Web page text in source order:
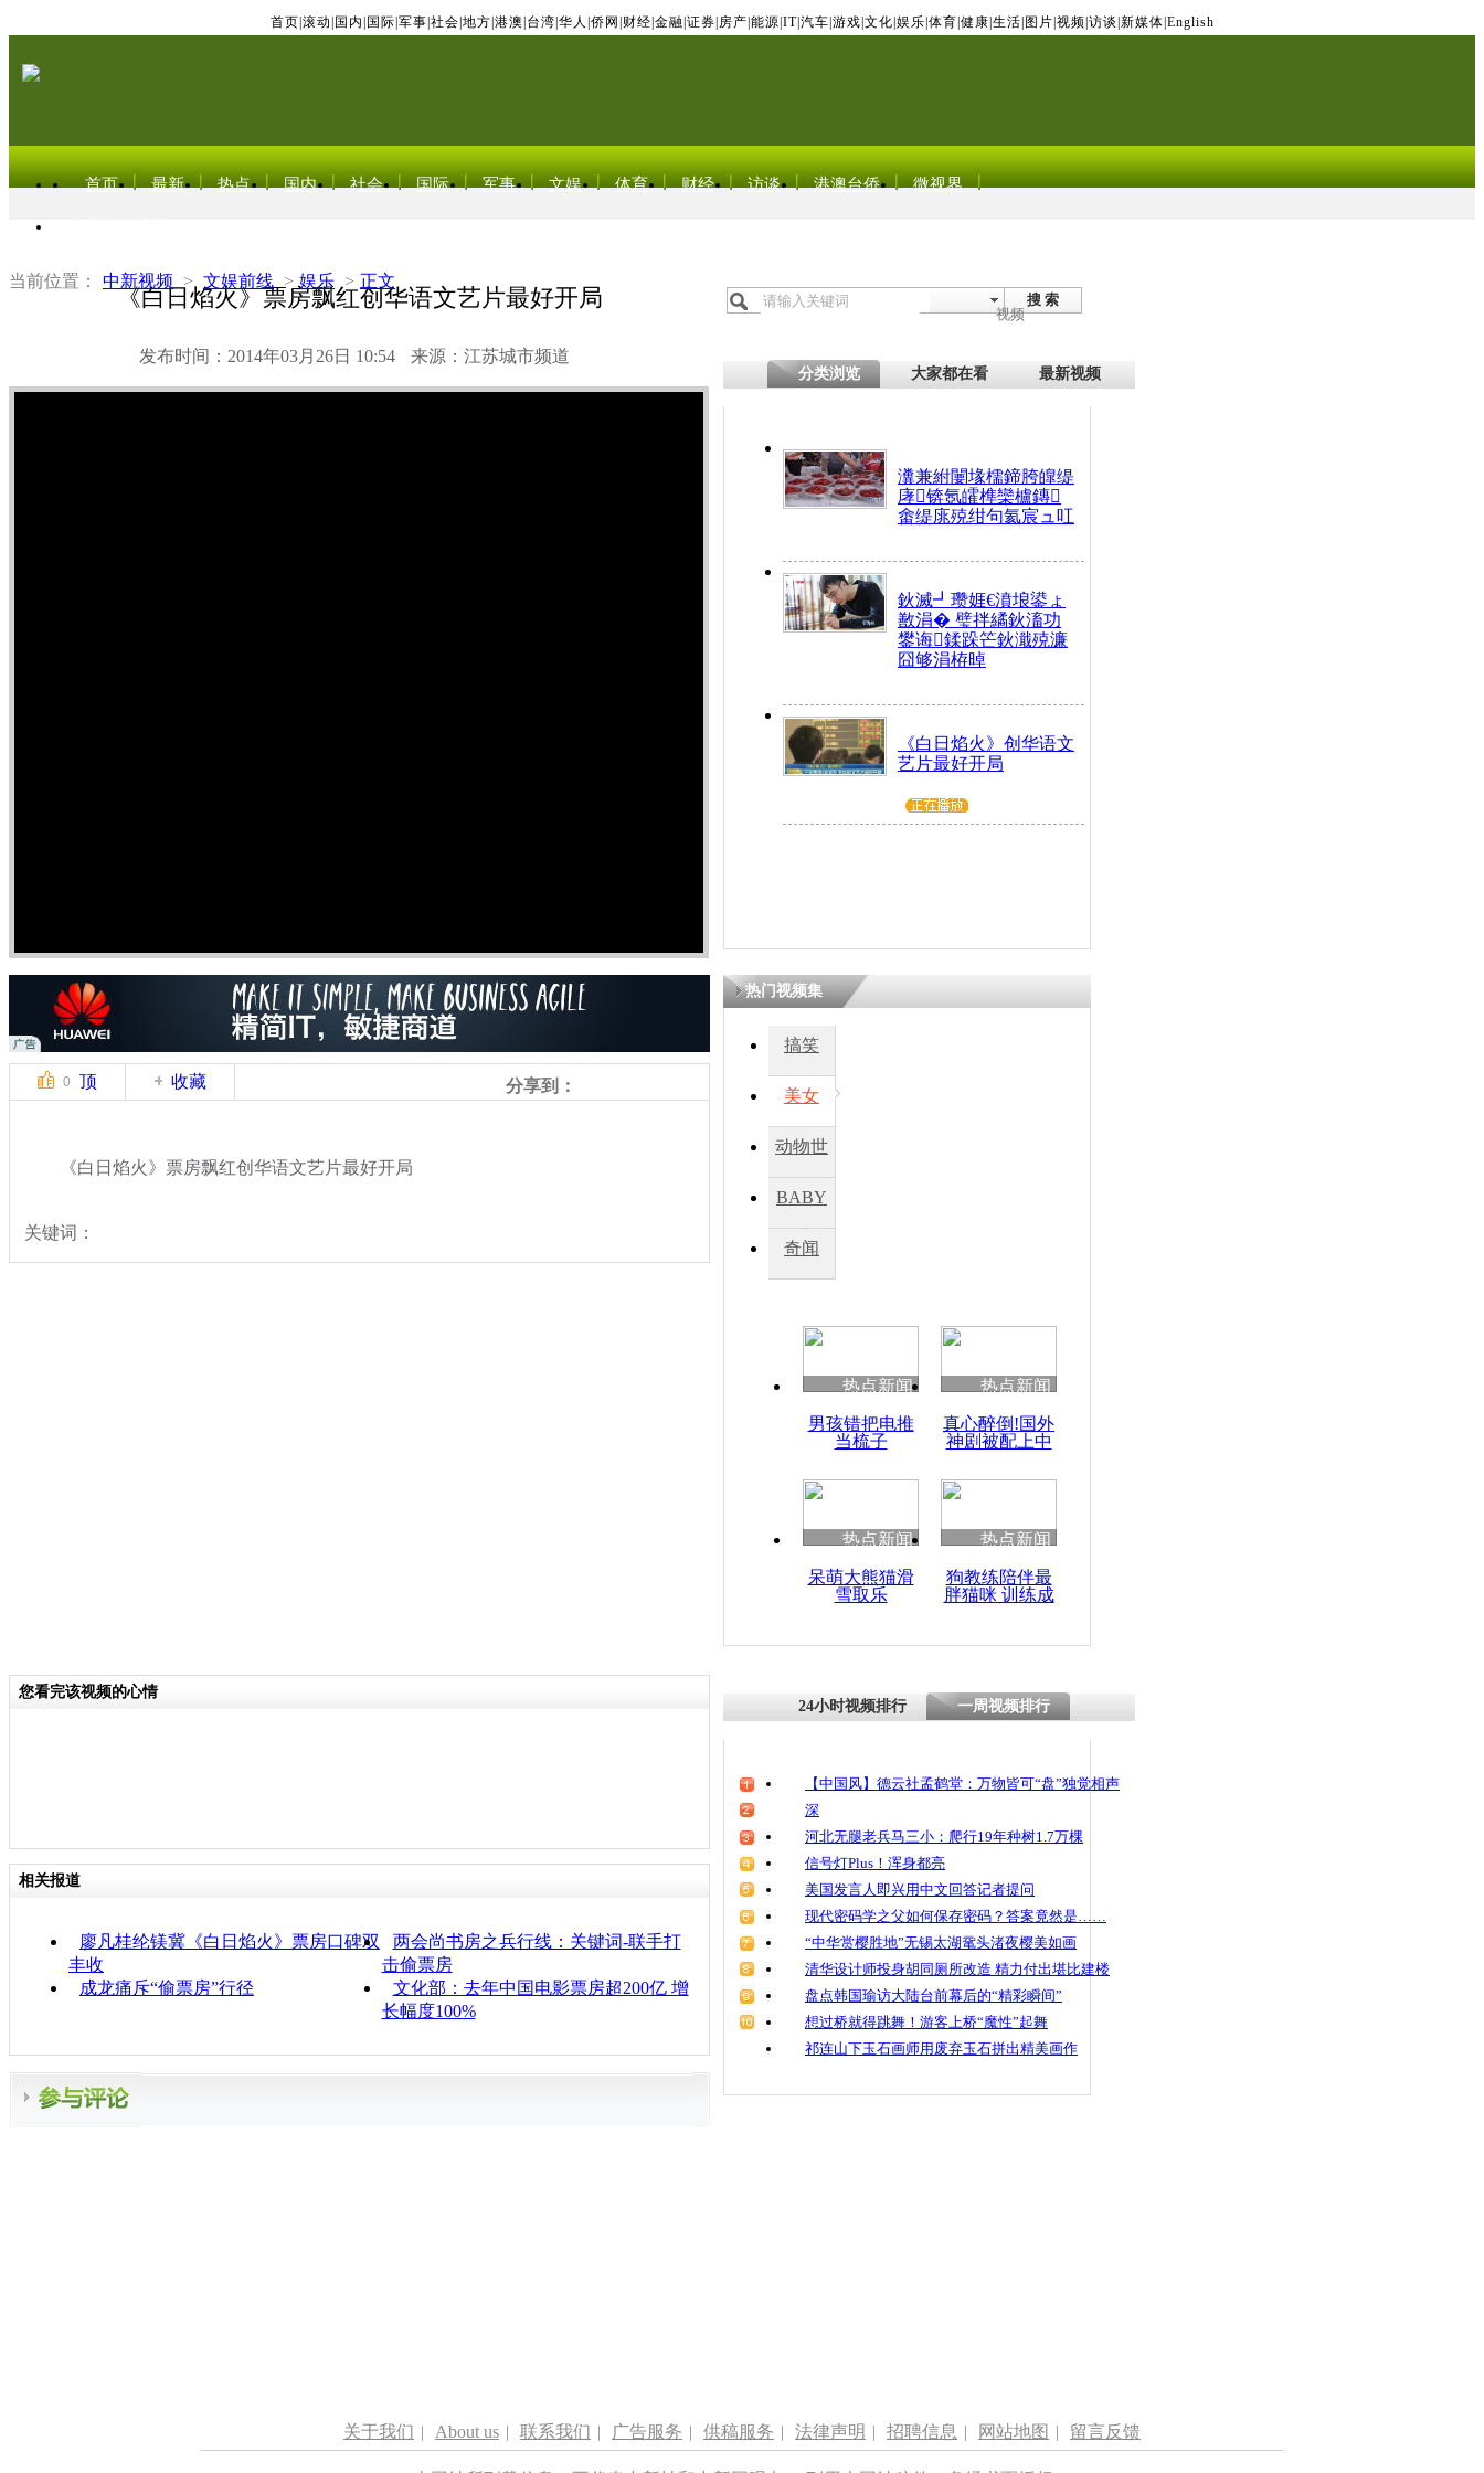
首页 滚动 国内 国际 军事 社会 地方 港澳 台湾 华人 侨网 财经 金融 证券 房产 能源 IT| 汽车 游戏 文化 娱乐 体育 健康 生活 图片 视频 访谈 新媒体 English
首页 最新 热点 国内 社会 国际 军事 文娱 体育 财经 访谈 港澳台侨 微视界
当前位置： 中新视频 > 文娱前线 > 娱乐 > 正文
《白日焰火》票房飘红创华语文艺片最好开局
发布时间：2014年03月26日 10:54 来源：江苏城市频道
搜 索
视频
分类浏览 大家都在看 最新视频
瀵兼紨闄堟檽鍗胯皥缇
庨锛氬皬榫欒櫨鏄
畬缇庣殑绀句氦宸ュ叿
鈥滅┛瓒娾€濆埌鍙ょ
敾涓� 璧拌繘鈥滀功
鐢诲鍒跺笀鈥濈殑濂
囧够涓栫晫
《白日焰火》创华语文
艺片最好开局
0 顶 收藏 分享到：
《白日焰火》票房飘红创华语文艺片最好开局
关键词：
热门视频集
搞笑
美女
动物世
BABY
秀
奇闻
热点新闻
男孩错把电推
当梳子
热点新闻
真心醉倒!国外
神剧被配上中
热点新闻
呆萌大熊猫滑
雪取乐
热点新闻
狗教练陪伴最
胖猫咪 训练成
您看完该视频的心情
相关报道
廖凡桂纶镁冀《白日焰火》票房口碑双
丰收
两会尚书房之兵行线：关键词-联手打
击偷票房
成龙痛斥“偷票房”行径
文化部：去年中国电影票房超200亿 增
长幅度100%
24小时视频排行 一周视频排行
【中国风】德云社孟鹤堂：万物皆可“盘”独觉相声
深
河北无腿老兵马三小：爬行19年种树1.7万棵
信号灯Plus！浑身都亮
美国发言人即兴用中文回答记者提问
现代密码学之父如何保存密码？答案竟然是……
“中华赏樱胜地”无锡太湖鼋头渚夜樱美如画
清华设计师投身胡同厕所改造 精力付出堪比建楼
盘点韩国瑜访大陆台前幕后的“精彩瞬间”
想过桥就得跳舞！游客上桥“魔性”起舞
祁连山下玉石画师用废弃玉石拼出精美画作
关于我们 | About us | 联系我们 | 广告服务 | 供稿服务 | 法律声明 | 招聘信息 | 网站地图 | 留言反馈